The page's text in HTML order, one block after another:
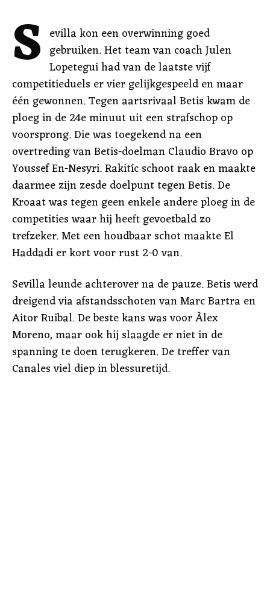
S evilla kon een overwinning goed
gebruiken. Het team van coach Julen
Lopetegui had van de laatste vijf
competitieduels er vier gelijkgespeeld en maar
één gewonnen. Tegen aartsrivaal Betis kwam de
ploeg in de 24e minuut uit een strafschop op
voorsprong. Die was toegekend na een
overtreding van Betis-doelman Claudio Bravo op
Youssef En-Nesyri. Rakitíc schoot raak en maakte
daarmee zijn zesde doelpunt tegen Betis. De
Kroaat was tegen geen enkele andere ploeg in de
competities waar hij heeft gevoetbald zo
trefzeker. Met een houdbaar schot maakte El
Haddadi er kort voor rust 2-0 van.
Sevilla leunde achterover na de pauze. Betis werd
dreigend via afstandsschoten van Marc Bartra en
Aitor Ruibal. De beste kans was voor Àlex
Moreno, maar ook hij slaagde er niet in de
spanning te doen terugkeren. De treffer van
Canales viel diep in blessuretijd.